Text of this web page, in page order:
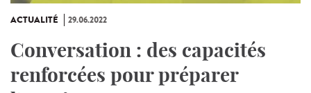
ACTUALITÉ 29.06.2022
Conversation : des capacités
renforcées pour préparer